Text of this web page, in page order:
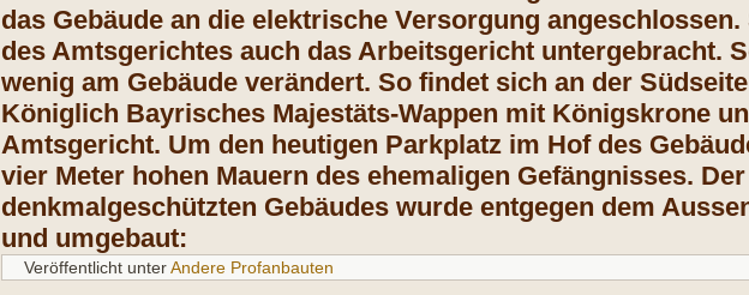
das Gebäude an die elektrische Versorgung
des Amtsgerichtes auch das Arbeitsgericht untergebracht.
wenig am Gebäude verändert. So findet sich an der
Königlich Bayrisches Majestäts-Wappen mit Königskrone
Amtsgericht. Um den heutigen Parkplatz im Hof des
vier Meter hohen Mauern des ehemaligen Gefängnisses.
denkmalgeschützten Gebäudes wurde entgegen dem
und umgebaut:
Veröffentlicht unterAndere Profanbauten